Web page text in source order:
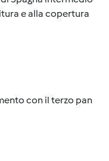
e alla copertura
con il terzo pan